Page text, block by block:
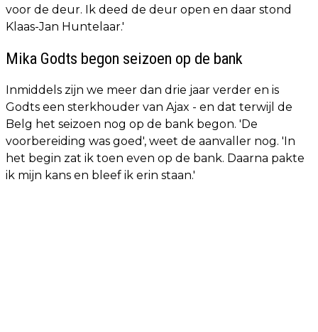
voor de deur. Ik deed de deur open en daar stond
Klaas-Jan Huntelaar.'
Mika Godts begon seizoen op de bank
Inmiddels zijn we meer dan drie jaar verder en is
Godts een sterkhouder van Ajax - en dat terwijl de
Belg het seizoen nog op de bank begon. 'De
voorbereiding was goed', weet de aanvaller nog. 'In
het begin zat ik toen even op de bank. Daarna pakte
ik mijn kans en bleef ik erin staan.'